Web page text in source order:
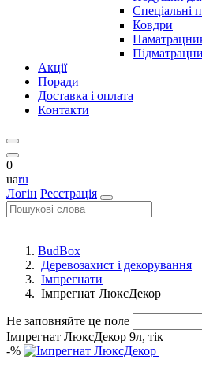
Спеціальні
Ковдри
Акції
Поради
Доставка і оплата
Контакти
0
uaru
Логін Реєстрація
BudBox
Деревозахист і декорування
Імпрегнати
Імпрегнат ЛюксДекор
Не заповняйте це поле
Імпрегнат ЛюксДекор 9л, тік
-%